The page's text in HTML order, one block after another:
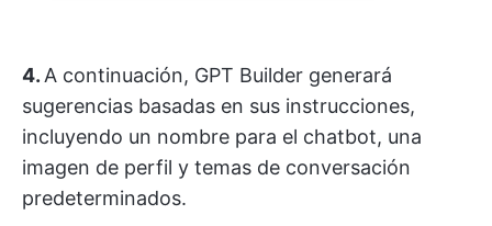
4. A continuación, GPT Builder generará
sugerencias basadas en sus instrucciones,
incluyendo un nombre para el chatbot, una
imagen de perfil y temas de conversación
predeterminados.